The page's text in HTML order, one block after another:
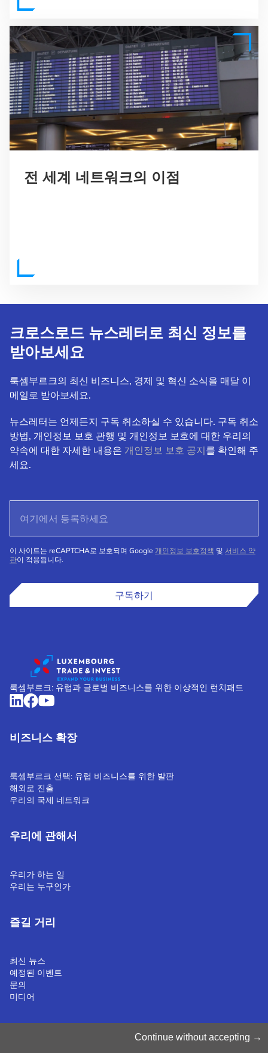
전 세계 네트워크의 이점
크로스로드 뉴스레터로 최신 정보를
받아보세요
룩셈부르크의 최신 비즈니스, 경제 및 혁신 소식을 매달 이
메일로 받아보세요.
뉴스레터는 언제든지 구독 취소하실 수 있습니다. 구독 취소
방법, 개인정보 보호 관행 및 개인정보 보호에 대한 우리의
약속에 대한 자세한 내용은 개인정보 보호 공지를 확인해 주
세요.
이 사이트는 reCAPTCHA로 보호되며 Google 개인정보 보호정책 및 서비스 약
관이 적용됩니다.
구독하기
룩셈부르크: 유럽과 글로벌 비즈니스를 위한 이상적인 런치패드
비즈니스 확장
룩셈부르크 선택: 유럽 비즈니스를 위한 발판
해외로 진출
우리의 국제 네트워크
우리에 관해서
우리가 하는 일
우리는 누구인가
즐길 거리
최신 뉴스
예정된 이벤트
문의
미디어
Continue without accepting